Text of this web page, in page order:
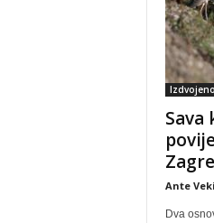
Izdvojeno
Sava
Ante
Dva